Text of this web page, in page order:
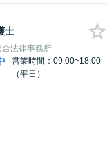
士
法律事務所
営業時間：09:00~18:00
（平日）